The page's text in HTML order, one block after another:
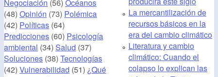
Negociación (56) Océanos
(48) Opinión (73) Polémica
(42) Políticas (64)
Predicciones (60) Psicología
ambiental (34) Salud (37)
Soluciones (38) Tecnologías
(42) Vulnerabilidad (51) ¿Qué
La mercantilización de
recursos básicos en la
era del cambio climático
Literatura y cambio
climático: Cuando el
colapso lo explican las